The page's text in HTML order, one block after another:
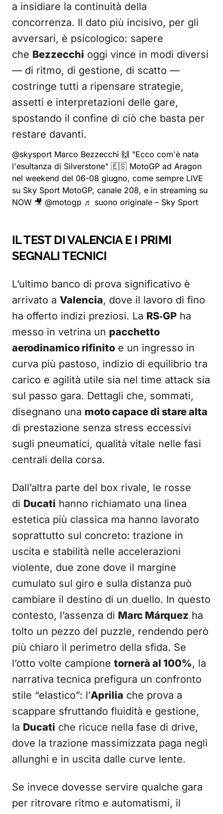
a insidiare la continuità della
concorrenza. Il dato più incisivo, per gli
avversari, è psicologico: sapere
che Bezzecchi oggi vince in modi diversi
— di ritmo, di gestione, di scatto —
costringe tutti a ripensare strategie,
assetti e interpretazioni delle gare,
spostando il confine di ciò che basta per
restare davanti.
@skysport Marco Bezzecchi 🙌 "Ecco com'è nata
l'esultanza di Silverstone" 🇪🇸 MotoGP ad Aragon
nel weekend del 06-08 giugno, come sempre LIVE
su Sky Sport MotoGP, canale 208, e in streaming su
NOW 🎥 @motogp ♬ suono originale – Sky Sport
IL TEST DI VALENCIA E I PRIMI
SEGNALI TECNICI
L’ultimo banco di prova significativo è
arrivato a Valencia, dove il lavoro di fino
ha offerto indizi preziosi. La RS‑GP ha
messo in vetrina un pacchetto
aerodinamico rifinito e un ingresso in
curva più pastoso, indizio di equilibrio tra
carico e agilità utile sia nel time attack sia
sul passo gara. Dettagli che, sommati,
disegnano una moto capace di stare alta
di prestazione senza stress eccessivi
sugli pneumatici, qualità vitale nelle fasi
centrali della corsa.
Dall’altra parte del box rivale, le rosse
di Ducati hanno richiamato una linea
estetica più classica ma hanno lavorato
soprattutto sul concreto: trazione in
uscita e stabilità nelle accelerazioni
violente, due zone dove il margine
cumulato sul giro e sulla distanza può
cambiare il destino di un duello. In questo
contesto, l’assenza di Marc Márquez ha
tolto un pezzo del puzzle, rendendo però
più chiaro il perimetro della sfida. Se
l’otto volte campione tornerà al 100%, la
narrativa tecnica prefigura un confronto
stile “elastico”: l’Aprilia che prova a
scappare sfruttando fluidità e gestione,
la Ducati che ricuce nella fase di drive,
dove la trazione massimizzata paga negli
allunghi e in uscita dalle curve lente.
Se invece dovesse servire qualche gara
per ritrovare ritmo e automatismi, il